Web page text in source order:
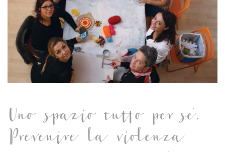
Uno spazio tutto per se'.
Prevenire la violenza